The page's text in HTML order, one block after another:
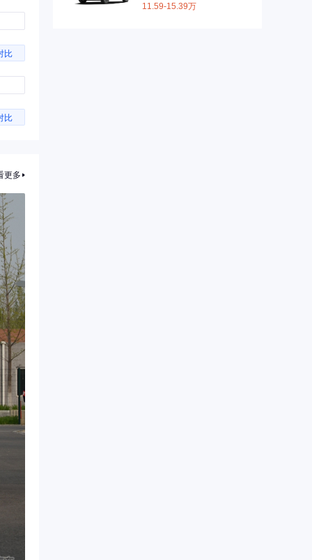
比
比
更多
11.59-15.39万